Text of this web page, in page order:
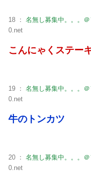
18 ： 名無し募集中。。。＠
0.net
こんにゃくステー
19 ： 名無し募集中。。。＠
0.net
牛のトンカツ
20 ： 名無し募集中。。。＠
0.net